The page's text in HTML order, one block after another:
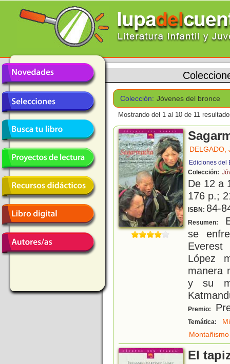
Colección: Jóvenes del bronce
Mostrando del 1 al 10 de 11
DELGADO,
Ediciones del
Colección:
De 12 a
176 p.;
ISBN: 84-
Resumen:
se
Everest
López
manera
y su
Premio:
Temática:
Montañismo
El